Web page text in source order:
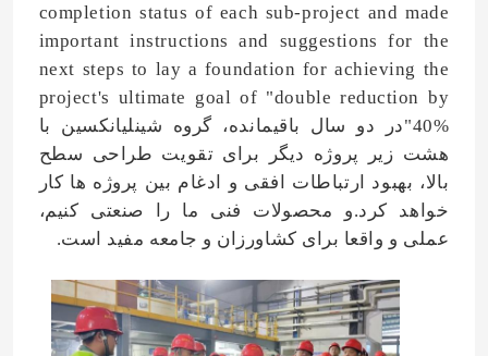
اخبار
موارد
اوره
کود نیتروژن پتاسیم
کود مرکب
completion status of each sub-project and made
important instructions and suggestions for the
next steps to lay a foundation for achieving the
project's ultimate goal of "double reduction by
40%"در دو سال باقیمانده، گروه شینلیانکسین با
هشت زیر پروژه دیگر برای تقویت طراحی سطح
بالا، بهبود ارتباطات افقی و ادغام بین پروژه ها کار
خواهد کرد.و محصولات فنی ما را صنعتی کنیم،
عملی و واقعا برای کشاورزان و جامعه مفید است.